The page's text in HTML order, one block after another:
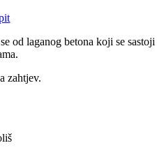
laganog betona koji se
zahtjev.